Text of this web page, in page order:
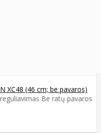
XC48 (46 cm; be pavaros)
Be ratų pavaros